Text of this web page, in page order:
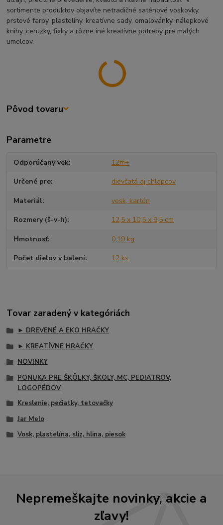
sortimente produktov objavíte netradičné saténové voskovky,
prstové farby, plastelíny, kreatívne sady, omaľovánky, nálepkové
knihy, ceruzky, fixky a rôzne iné kreatívne potreby pre malých
umelcov.
Pôvod tovaru
Parametre
Odporúčaný vek 12m+
Určené pre dievčatá aj chlapcov
Materiál vosk, kartón
Rozmery (š-v-h) 12,5 x 10,5 x 8,5 cm
Hmotnosť 0,19 kg
Počet dielov v balení 12 ks
Tovar zaradený v kategóriách
► DREVENÉ A EKO HRAČKY
► KREATÍVNE HRAČKY
NOVINKY
PONUKA PRE ŠKÔLKY, ŠKOLY, MC, PEDIATROV,
LOGOPÉDOV
Kreslenie, pečiatky, tetovačky
Jar Melo
Vosk, plastelína, sliz, hlina, piesok
Nepremeškajte novinky, akcie a
zľavy!